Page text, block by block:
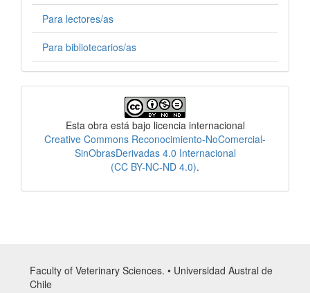
Para lectores/as
Para bibliotecarios/as
Esta obra está bajo licencia internacional
Creative Commons Reconocimiento-NoComercial-
SinObrasDerivadas 4.0 Internacional
(CC BY-NC-ND 4.0).
Faculty of Veterinary Sciences. • Universidad Austral de
Chile